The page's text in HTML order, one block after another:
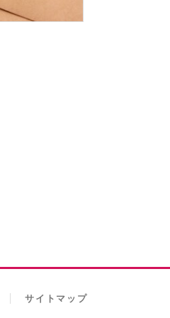
サイトマップ